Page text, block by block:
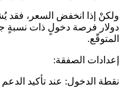
دولار فرصة دخولٍ ذات نسبةٍ
المتوقّع.
إعدادات الصفقة:
نقطة الدخول: عند تأكيد الدعم فوق